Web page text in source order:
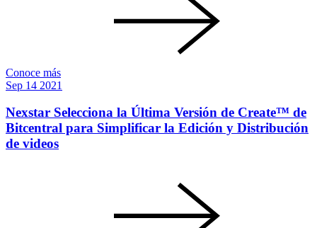
Conoce más
Sep 14 2021
Nexstar Selecciona la Última Versión de Create™ de
Bitcentral para Simplificar la Edición y Distribución
de videos